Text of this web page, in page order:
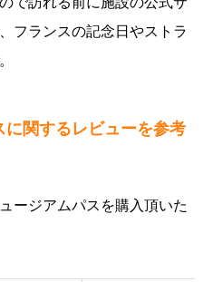
フランスの記念日やストラ
関するレビューを参考
ージアムパスを購入頂いた